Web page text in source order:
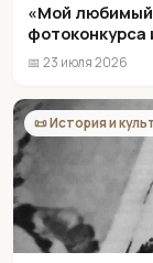
«Мой любимый
фотоконкурса
📅 23 июля 2026
📜 История и